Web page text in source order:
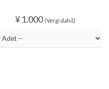
¥ 1.000 (Vergi dahil)